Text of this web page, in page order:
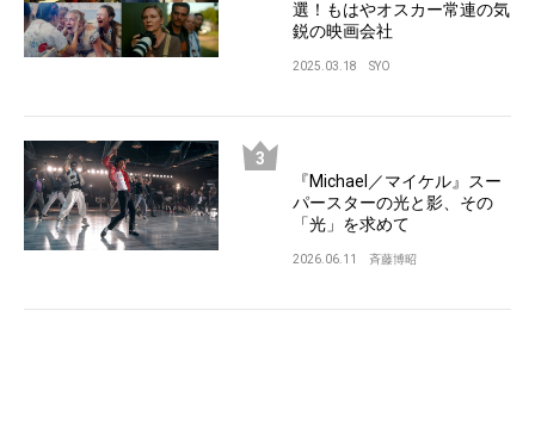
選！もはやオスカー常連の気
鋭の映画会社
2025.03.18 SYO
『Michael／マイケル』スー
パースターの光と影、その
「光」を求めて
2026.06.11 斉藤博昭